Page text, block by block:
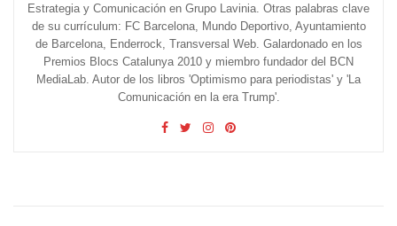
Estrategia y Comunicación en Grupo Lavinia. Otras palabras clave
de su currículum: FC Barcelona, Mundo Deportivo, Ayuntamiento
de Barcelona, Enderrock, Transversal Web. Galardonado en los
Premios Blocs Catalunya 2010 y miembro fundador del BCN
MediaLab. Autor de los libros 'Optimismo para periodistas' y 'La
Comunicación en la era Trump'.